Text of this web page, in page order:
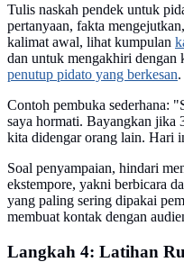
Tulis naskah pendek untuk
pertanyaan, fakta
kalimat awal, lihat kumpulan
dan untuk mengakhiri dengan
penutup pidato yang berkesan.
Contoh pembuka sederhana:
saya hormati. Bayangkan jika
kita didengar orang lain. Hari
Soal penyampaian, hindari
ekstempore, yakni berbicara
yang paling sering dipakai
membuat kontak dengan
Langkah 4: Latihan